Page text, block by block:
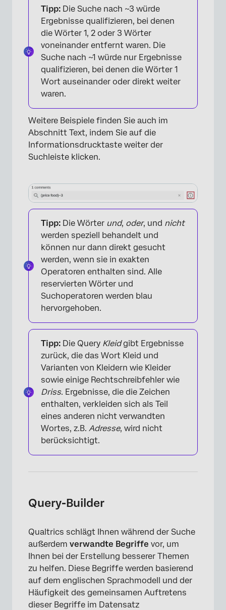
Tipp: Die Suche nach ~3 würde
Ergebnisse qualifizieren, bei denen
die Wörter 1, 2 oder 3 Wörter
voneinander entfernt waren. Die
Suche nach ~1 würde nur Ergebnisse
qualifizieren, bei denen die Wörter 1
Wort auseinander oder direkt weiter
waren.
Weitere Beispiele finden Sie auch im
Abschnitt Text, indem Sie auf die
Informationsdrucktaste weiter der
Suchleiste klicken.
×
Tipp: Die Wörter und, oder, und nicht
werden speziell behandelt und
können nur dann direkt gesucht
werden, wenn sie in exakten
Operatoren enthalten sind. Alle
reservierten Wörter und
Suchoperatoren werden blau
hervorgehoben.
Tipp: Die Query Kleidgibt Ergebnisse
zurück, die das Wort Kleid und
Varianten von Kleidern wie Kleider
sowie einige Rechtschreibfehler wie
Driss. Ergebnisse, die die Zeichen
enthalten, verkleiden sich als Teil
eines anderen nicht verwandten
Wortes, z.B. Adresse, wird nicht
berücksichtigt.
Query-Builder
Qualtrics schlägt Ihnen während der Suche
außerdem verwandte Begriffe vor, um
Ihnen bei der Erstellung besserer Themen
zu helfen. Diese Begriffe werden basierend
auf dem englischen Sprachmodell und der
Häufigkeit des gemeinsamen Auftretens
dieser Begriffe im Datensatz